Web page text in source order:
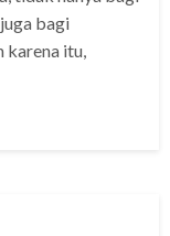
bagi
karena itu,